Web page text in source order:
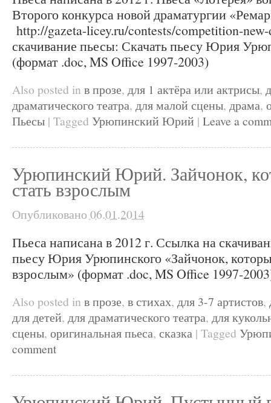
Второго конкурса новой драматургии
http://gazeta-licey.ru/contests/competition-
скачивание пьесы: Скачать пьесу Юрия
(формат .doc, MS Office 1997-2003)
Also posted in в прозе, для 1 актёра или актрисы,
драматического театра, для малой сцены, драма,
Пьесы | Tagged Урюпинский Юрий | Leave a
Урюпинский Юрий. Зайчонок,
стать взрослым
Опубликовано 06.01.2014
Пьеса написана в 2012 г. Ссылка на
пьесу Юрия Урюпинского «Зайчонок,
взрослым» (формат .doc, MS Office 1997-
Also posted in в прозе, в стихах, для 3-7 артистов,
для детей, для драматического театра, для
сцены, оригинальная пьеса, сказка | Tagged
comment